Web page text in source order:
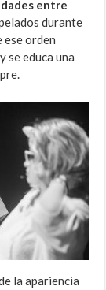
entre
durante
ese orden
se educa una
la apariencia